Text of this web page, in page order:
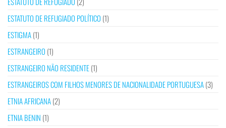
ESTATUTO DE REFUGIADO POLÍTICO (1)
ESTIGMA(1)
ESTRANGEIRO (1)
ESTRANGEIRO NÃO RESIDENTE(1)
ESTRANGEIROS COM FILHOS MENORES DE NACIONALIDADE PORTUGUESA(3)
ETNIA AFRICANA(2)
ETNIA BENIN (1)